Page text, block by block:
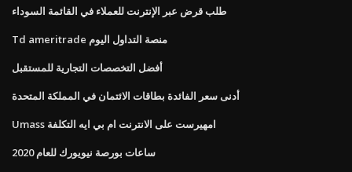
طلب قرض عبر الإنترنت للعملاء في القائمة السوداء
Td ameritrade منصة التداول اليوم
أفضل التخصصات التجارية للمستقبل
أدنى سعر الفائدة بطاقات الائتمان في المملكة المتحدة
Umass امهيرست على الانترنت ام بي ايه التكلفة
ساعات بورصة نيويورك للعام 2020